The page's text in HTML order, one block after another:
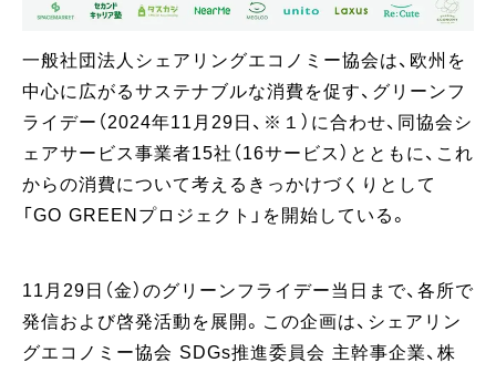
一般社団法人シェアリングエコノミー協会は、欧州を
中心に広がるサステナブルな消費を促す、グリーンフ
ライデー（2024年11月29日、※１）に合わせ、同協会シ
ェアサービス事業者15社（16サービス）とともに、これ
からの消費について考えるきっかけづくりとして
「GO GREENプロジェクト」を開始している。
11月29日（金）のグリーンフライデー当日まで、各所で
発信および啓発活動を展開。この企画は、シェアリン
グエコノミー協会 SDGs推進委員会 主幹事企業、株